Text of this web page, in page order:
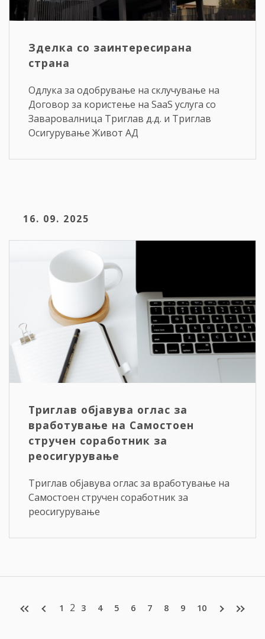
Зделка со заинтересирана
страна
Одлука за одобрување на склучување на
Договор за користење на SaaS услуга со
Заваровалница Триглав д.д. и Триглав
Осигурување Живот АД
16. 09. 2025
Триглав објавува оглас за
вработување на Самостоен
стручен соработник за
реосигурување
Триглав објавува оглас за вработување на
Самостоен стручен соработник за
реосигурување
1 2 3 4 5 6 7 8 9 10